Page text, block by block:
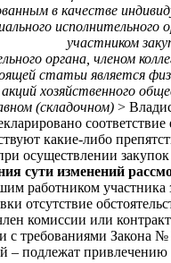
в качестве
участником
органа, членом
статьи является
хозяйственного
(складочном) >
какие-либо
закупок в
сути изменений
работником
отсутствие
комиссии или
с требованиями Закона
подлежат